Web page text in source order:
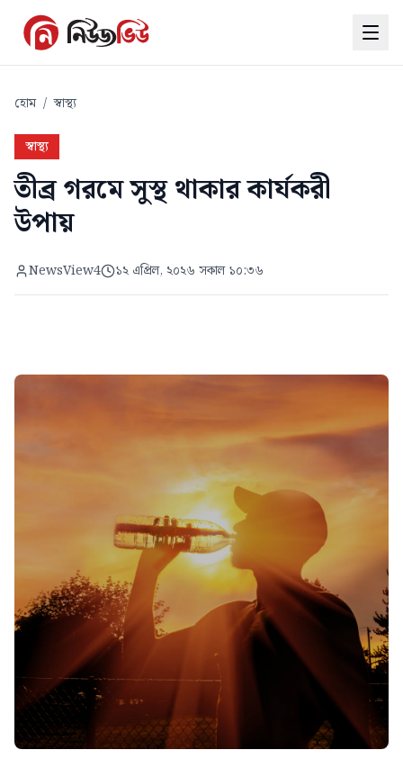
হোম / স্বাস্থ্য
স্বাস্থ্য
তীব্র গরমে সুস্থ থাকার কার্যকরী
উপায়
NewsView4 ১২ এপ্রিল, ২০২৬ সকাল ১০:৩৬